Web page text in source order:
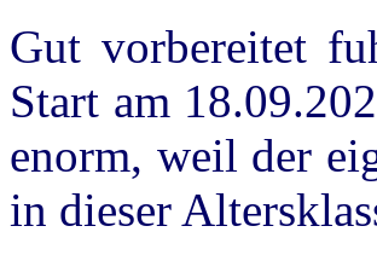
Gut vorbereitet
Start am
enorm, weil der
in dieser